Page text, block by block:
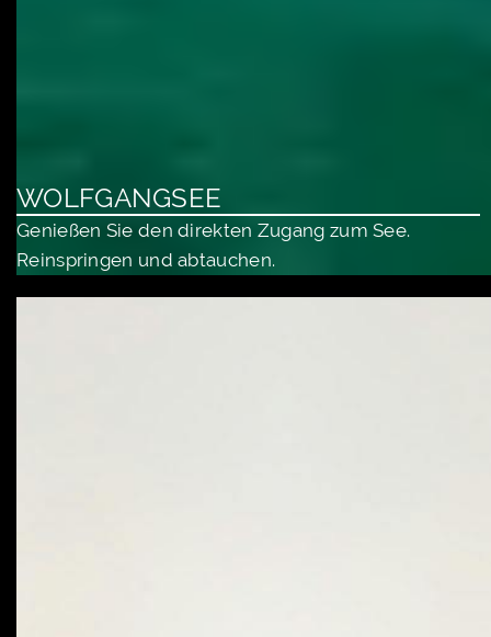
WOLFGANGSEE
Genießen Sie den direkten Zugang zum See.
Reinspringen und abtauchen.